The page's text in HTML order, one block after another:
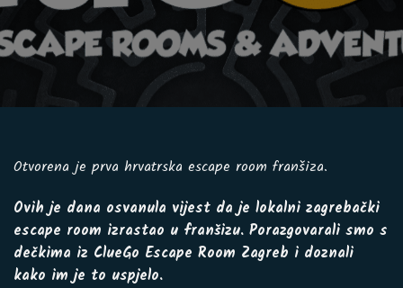
Otvorena je prva hrvatrska escape room franšiza.
Ovih je dana osvanula vijest da je lokalni zagrebački
escape room izrastao u franšizu. Porazgovarali smo s
dečkima iz ClueGo Escape Room Zagreb i doznali
kako im je to uspjelo.